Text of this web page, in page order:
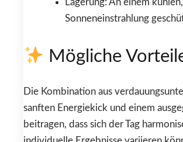
Lagerung: An einem
Sonneneinstrahlung
Mögliche
Die Kombination aus
sanften Energiekick und einem
beitragen, dass sich der Tag